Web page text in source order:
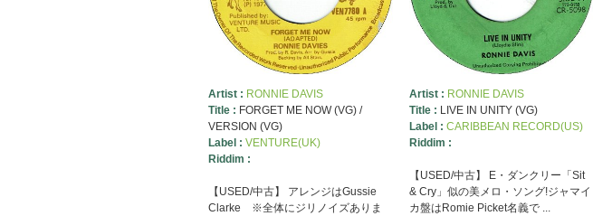
Artist : RONNIE DAVIS
Title : FORGET ME NOW (VG) /
VERSION (VG)
Label :VENTURE(UK)
Riddim :
【USED/中古】 アレンジはGussie
Clarke ※全体にジリノイズありま
Artist : RONNIE DAVIS
Title : LIVE IN UNITY (VG)
Label : CARIBBEAN RECORD(US)
Riddim :
【USED/中古】 E・ダンクリー「Sit
& Cry」似の美メロ・ソング!ジャマイ
カ盤はRomie Picket名義で ...